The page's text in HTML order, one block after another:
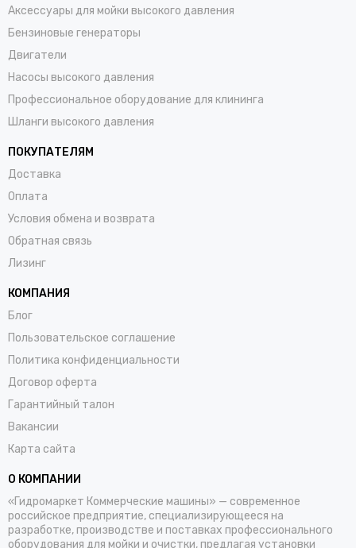
Аксессуары для мойки высокого давления
Бензиновые генераторы
Двигатели
Насосы высокого давления
Профессиональное оборудование для клининга
Шланги высокого давления
ПОКУПАТЕЛЯМ
Доставка
Оплата
Условия обмена и возврата
Обратная связь
Лизинг
КОМПАНИЯ
Блог
Пользовательское соглашение
Политика конфиденциальности
Договор оферта
Гарантийный талон
Вакансии
Карта сайта
О КОМПАНИИ
«Гидромаркет Коммерческие машины» — современное
российское предприятие, специализирующееся на
разработке, производстве и поставках профессионального
оборудования для мойки и очистки, предлагая установки